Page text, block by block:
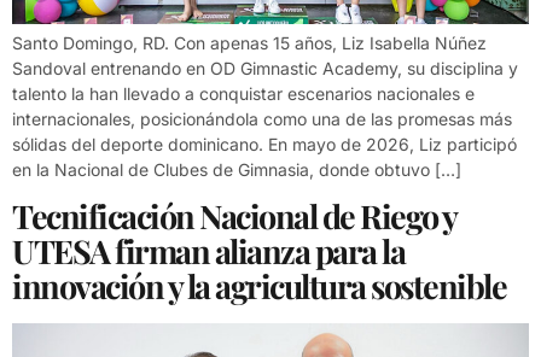
Santo Domingo, RD. Con apenas 15 años, Liz Isabella Núñez
Sandoval entrenando en OD Gimnastic Academy, su disciplina y
talento la han llevado a conquistar escenarios nacionales e
internacionales, posicionándola como una de las promesas más
sólidas del deporte dominicano. En mayo de 2026, Liz participó
en la Nacional de Clubes de Gimnasia, donde obtuvo […]
Tecnificación Nacional de Riego y
UTESA firman alianza para la
innovación y la agricultura sostenible